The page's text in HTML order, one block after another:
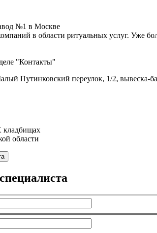
№1 в Москве
в области ритуальных услуг. Уже
"Контакты"
Путинковский переулок, 1/2, вывеска-
кладбищах
области